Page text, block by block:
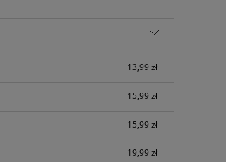
13,99 zł
15,99 zł
15,99 zł
19,99 zł